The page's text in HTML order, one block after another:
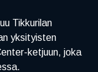
Tikkurilan
yksityisten
ketjuun, joka